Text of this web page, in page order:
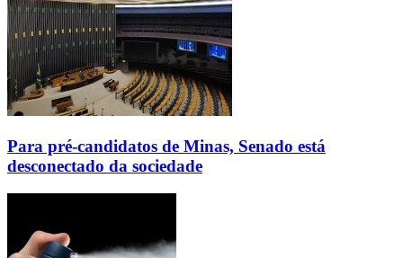
Para pré-candidatos de Minas, Senado está
desconectado da sociedade